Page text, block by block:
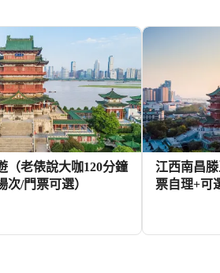
（老俵說大咖120分鐘
次/門票可選）
江西南昌
票自理+可